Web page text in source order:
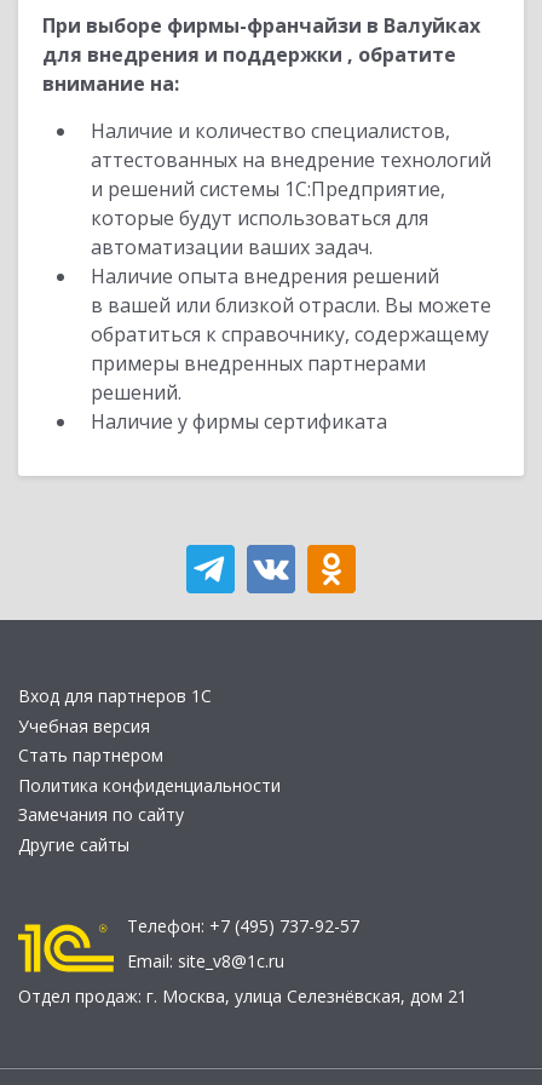
При выборе фирмы-франчайзи в Валуйках
для внедрения и поддержки , обратите
внимание на:
Наличие и количество специалистов,
аттестованных на внедрение технологий
и решений системы 1С:Предприятие,
которые будут использоваться для
автоматизации ваших задач.
Наличие опыта внедрения решений
в вашей или близкой отрасли. Вы можете
обратиться к справочнику, содержащему
примеры внедренных партнерами
решений.
Наличие у фирмы сертификата
Вход для партнеров 1С
Учебная версия
Стать партнером
Политика конфиденциальности
Замечания по сайту
Другие сайты
Телефон: +7 (495) 737-92-57
Email: site_v8@1c.ru
Отдел продаж: г. Москва, улица Селезнёвская, дом 21